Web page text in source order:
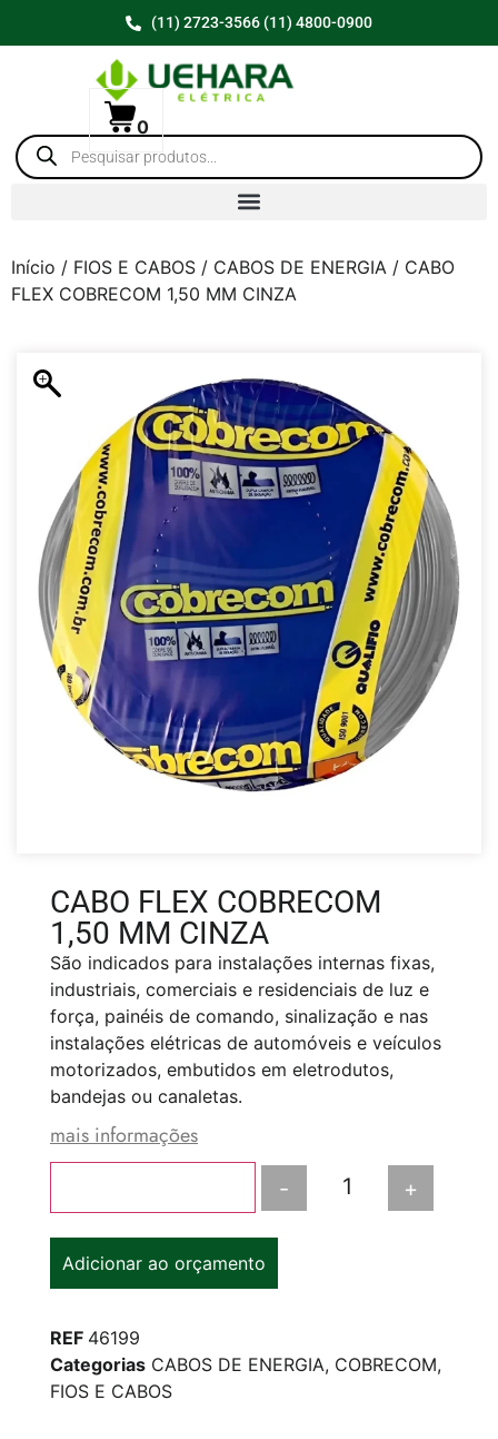
(11) 2723-3566 (11) 4800-0900
0
Início / FIOS E CABOS / CABOS DE ENERGIA / CABO
FLEX COBRECOM 1,50 MM CINZA
CABO FLEX COBRECOM
1,50 MM CINZA
São indicados para instalações internas fixas,
industriais, comerciais e residenciais de luz e
força, painéis de comando, sinalização e nas
instalações elétricas de automóveis e veículos
motorizados, embutidos em eletrodutos,
bandejas ou canaletas.
mais informações
- +
Adicionar ao orçamento
REF 46199
Categorias CABOS DE ENERGIA, COBRECOM,
FIOS E CABOS